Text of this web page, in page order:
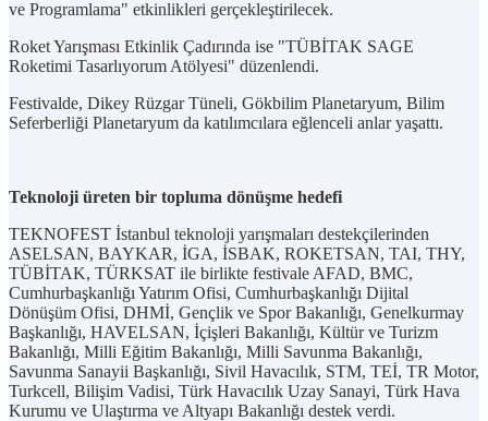
ve Programlama" etkinlikleri gerçekleştirilecek.
Roket Yarışması Etkinlik Çadırında ise "TÜBİTAK SAGE
Roketimi Tasarlıyorum Atölyesi" düzenlendi.
Festivalde, Dikey Rüzgar Tüneli, Gökbilim Planetaryum, Bilim
Seferberliği Planetaryum da katılımcılara eğlenceli anlar yaşattı.
Teknoloji üreten bir topluma dönüşme hedefi
TEKNOFEST İstanbul teknoloji yarışmaları destekçilerinden
ASELSAN, BAYKAR, İGA, İSBAK, ROKETSAN, TAI, THY,
TÜBİTAK, TÜRKSAT ile birlikte festivale AFAD, BMC,
Cumhurbaşkanlığı Yatırım Ofisi, Cumhurbaşkanlığı Dijital
Dönüşüm Ofisi, DHMİ, Gençlik ve Spor Bakanlığı, Genelkurmay
Başkanlığı, HAVELSAN, İçişleri Bakanlığı, Kültür ve Turizm
Bakanlığı, Milli Eğitim Bakanlığı, Milli Savunma Bakanlığı,
Savunma Sanayii Başkanlığı, Sivil Havacılık, STM, TEİ, TR Motor,
Turkcell, Bilişim Vadisi, Türk Havacılık Uzay Sanayi, Türk Hava
Kurumu ve Ulaştırma ve Altyapı Bakanlığı destek verdi.